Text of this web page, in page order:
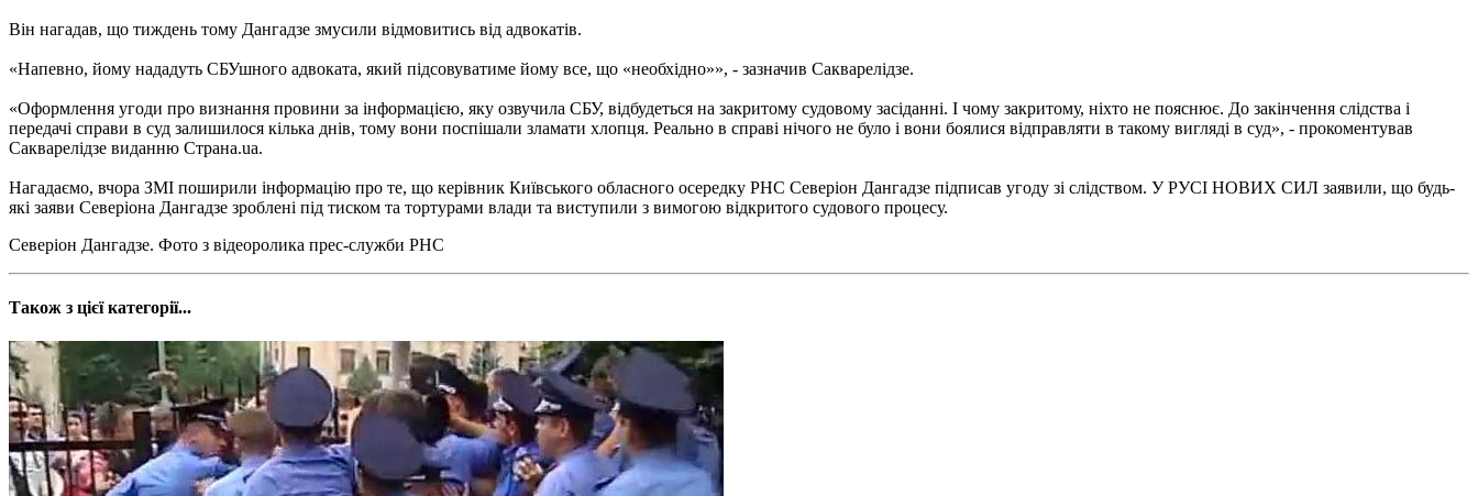
Він нагадав, що тиждень тому Дангадзе змусили відмовитись від адвокатів.
«Напевно, йому нададуть СБУшного адвоката, який підсовуватиме йому все, що «необхідно»», - зазначив Сакварелідзе.
«Оформлення угоди про визнання провини за інформацією, яку озвучила СБУ, відбудеться на закритому судовому засіданні. І чому закритому, ніхто не пояснює. До закінчення слідства і
передачі справи в суд залишилося кілька днів, тому вони поспішали зламати хлопця. Реально в справі нічого не було і вони боялися відправляти в такому вигляді в суд», - прокоментував
Сакварелідзе виданню Страна.ua.
Нагадаємо, вчора ЗМІ поширили інформацію про те, що керівник Київського обласного осередку РНС Северіон Дангадзе підписав угоду зі слідством. У РУСІ НОВИХ СИЛ заявили, що будь-
які заяви Северіона Дангадзе зроблені під тиском та тортурами влади та виступили з вимогою відкритого судового процесу.
Северіон Дангадзе. Фото з відеоролика прес-служби РНС
Також з цієї категорії...